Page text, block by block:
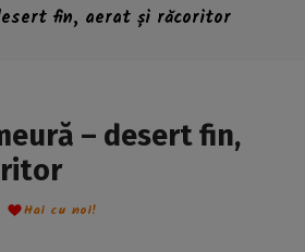
fin, aerat și răcoritor
– desert fin,
Hai cu noi!